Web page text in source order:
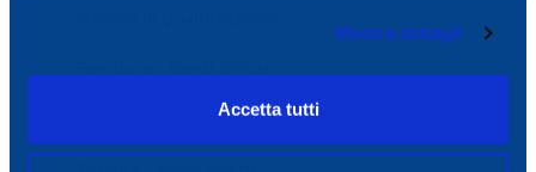
Mostra dettagli
Accetta tutti